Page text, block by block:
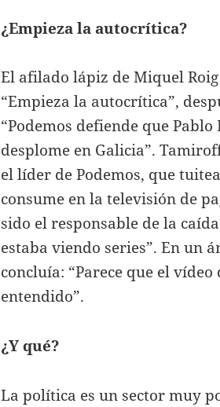
¿Empieza la autocrítica?
El afilado lápiz de Miquel
“Empieza la autocrítica”,
“Podemos defiende que
desplome en Galicia”.
el líder de Podemos, que
consume en la televisión de
sido el responsable de la
estaba viendo series”. En un
concluía: “Parece que el vídeo
entendido”.
¿Y qué?
La política es un sector muy